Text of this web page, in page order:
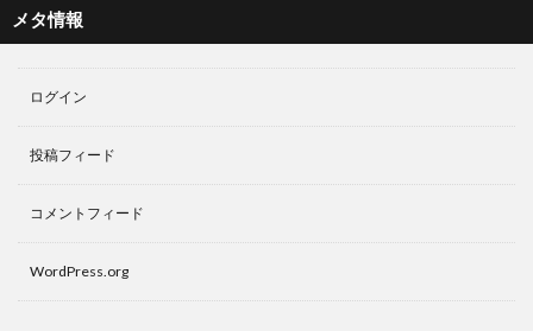
メタ情報
ログイン
投稿フィード
コメントフィード
WordPress.org